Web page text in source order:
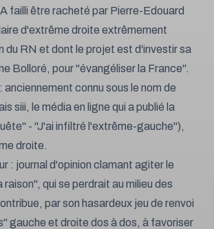
failli être racheté par Pierre-Edouard
d'extrême droite extrêmement
du RN et dont le projet est d'investir sa
Bolloré, pour "évangéliser la France".
anciennement connu sous le nom de
siii, le média en ligne qui a publié la
- "J'ai infiltré l'extrême-gauche"),
droite.
: journal d'opinion clamant agiter le
raison", qui se perdrait au milieu des
par son hasardeux jeu de renvoi
gauche et droite dos à dos, à favoriser